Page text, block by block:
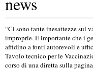
“Ci sono tante inesattezze sul
improprie. È importante che i
affidino a fonti autorevoli e
Tavolo tecnico per le
corso di una diretta sulla